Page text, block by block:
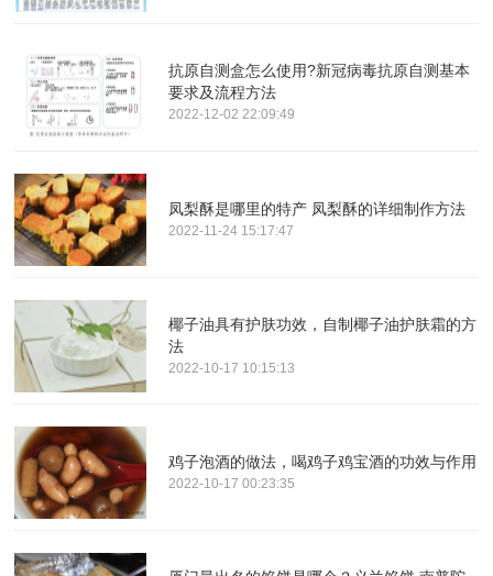
抗原自测盒怎么使用?新冠病毒抗原自测基本
要求及流程方法
2022-12-02 22:09:49
凤梨酥是哪里的特产 凤梨酥的详细制作方法
2022-11-24 15:17:47
椰子油具有护肤功效，自制椰子油护肤霜的方
法
2022-10-17 10:15:13
鸡子泡酒的做法，喝鸡子鸡宝酒的功效与作用
2022-10-17 00:23:35